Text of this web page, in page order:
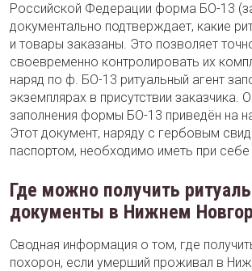
Российской Федерации форма БО-13
документально подтверждает, какие
и товары заказаны. Это позволяет
своевременно контролировать их
наряд по ф. БО-13 ритуальный агент
экземплярах в присутствии заказчика.
заполнения формы БО-13 приведён на
Этот документ, наряду с гербовым
паспортом, необходимо иметь при
Где можно получить
документы в Нижнем
Сводная информация о том, где
похорон, если умерший проживал в